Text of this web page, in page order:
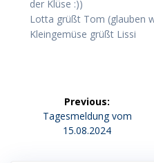
der Klüse :))
Lotta grüßt Tom (glauben
Kleingemüse grüßt Lissi
Previous:
Previous
post:
Tagesmeldung vom
15.08.2024